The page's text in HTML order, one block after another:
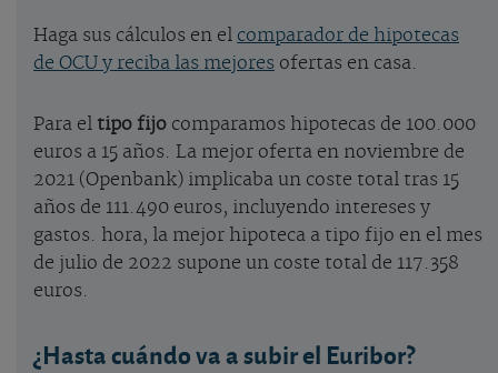
Haga sus cálculos en el comparador de hipotecas
de OCU y reciba las mejores ofertas en casa.
Para el tipo fijo comparamos hipotecas de 100.000
euros a 15 años. La mejor oferta en noviembre de
2021 (Openbank) implicaba un coste total tras 15
años de 111.490 euros, incluyendo intereses y
gastos. hora, la mejor hipoteca a tipo fijo en el mes
de julio de 2022 supone un coste total de 117.358
euros.
¿Hasta cuándo va a subir el Euribor?